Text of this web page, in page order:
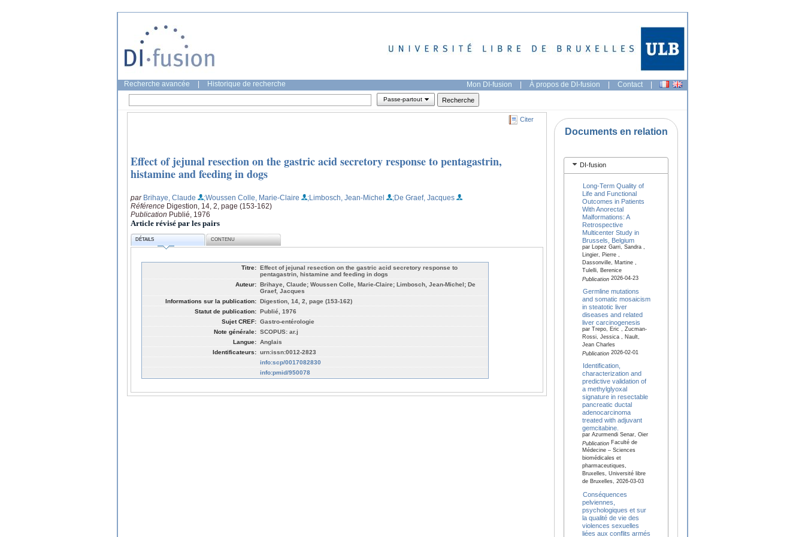
Recherche avancée Historique de recherche Mon DI-fusion | À propos de DI-fusion | Contact |
Passe-partout
Citer
Effect of jejunal resection on the gastric acid secretory response to pentagastrin,
histamine and feeding in dogs
par Brihaye, Claude ;Woussen Colle, Marie-Claire ;Limbosch, Jean-Michel
;De Graef, Jacques
Référence Digestion, 14, 2, page (153-162)
Publication Publié, 1976
Article révisé par les pairs
DÉTAILS CONTENU
Titre: Effect of jejunal resection on the gastric acid secretory response to
pentagastrin, histamine and feeding in dogs
Auteur: Brihaye, Claude; Woussen Colle, Marie-Claire; Limbosch, Jean-Michel; De
Graef, Jacques
Informations sur la publication: Digestion, 14, 2, page (153-162)
Statut de publication: Publié, 1976
Sujet CREF: Gastro-entérologie
Note générale: SCOPUS: ar.j
Langue: Anglais
Identificateurs: urn:issn:0012-2823
info:scp/0017082830
info:pmid/950078
Documents en relation
DI-fusion
Long-Term Quality of
Life and Functional
Outcomes in Patients
With Anorectal
Malformations: A
Retrospective
Multicenter Study in
Brussels, Belgium
par Lopez Garri, Sandra ,
Lingier, Pierre ,
Dassonville, Martine ,
Tulelli, Berenice
Publication2026-04-23
Germline mutations
and somatic mosaicism
in steatotic liver
diseases and related
liver carcinogenesis
par Trepo, Eric , Zucman-
Rossi, Jessica , Nault,
Jean Charles
Publication2026-02-01
Identification,
characterization and
predictive validation of
a methylglyoxal
signature in resectable
pancreatic ductal
adenocarcinoma
treated with adjuvant
gemcitabine.
par Azurmendi Senar, Oier
PublicationFaculté de
Médecine – Sciences
biomédicales et
pharmaceutiques,
Bruxelles, Université libre
de Bruxelles, 2026-03-03
Conséquences
pelviennes,
psychologiques et sur
la qualité de vie des
violences sexuelles
liées aux conflits armés